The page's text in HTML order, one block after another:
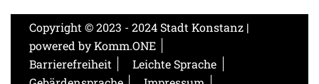
Copyright © 2023 - 2024 Stadt Konstanz |
powered byKomm.ONE
Barrierefreiheit
Leichte Sprache